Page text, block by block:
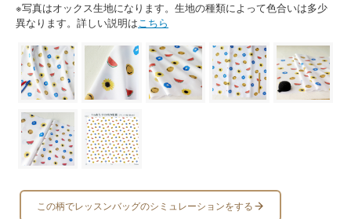
※写真はオックス生地になります。生地の種類によって色合いは多少
異なります。詳しい説明はこちら
この柄でレッスンバッグのシミュレーションをする